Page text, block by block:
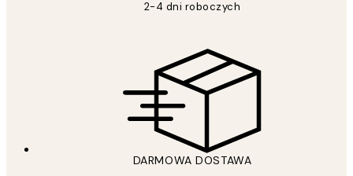
2-4 dni roboczych
DARMOWA DOSTAWA